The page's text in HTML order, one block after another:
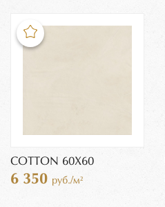
COTTON 60X60
6 350 руб./м²